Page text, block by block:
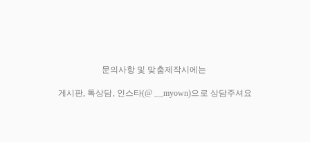
문의사항 및 맞춤제작시에는
게시판, 톡상담, 인스타(@ __myown)으로 상담주셔요